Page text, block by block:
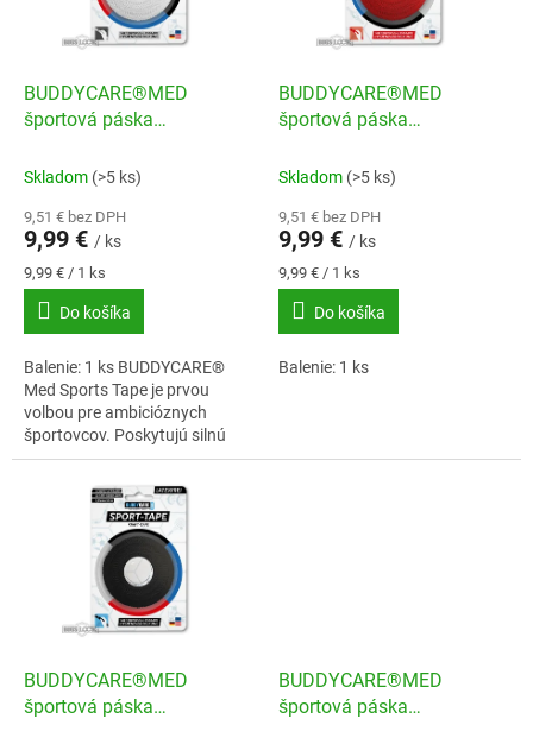
BUDDYCARE®MED
športová páska
Skladom (>5 ks)
9,51 € bez DPH
9,99 € / ks
Jednotková
cena:
9,99 € / 1 ks
Do košíka
Balenie: 1 ks BUDDYCARE®
Med Sports Tape je prvou
volbou pre ambicióznych
športovcov. Poskytujú silnú
oporu pocas intenzívneho
klby.Bavlnený...
BUDDYCARE®MED
športová páska
Skladom (>5 ks)
9,51 € bez DPH
9,99 € / ks
Jednotková
cena:
9,99 € / 1 ks
Do košíka
Balenie: 1 ks
BUDDYCARE®MED
športová páska
BUDDYCARE®MED
športová páska